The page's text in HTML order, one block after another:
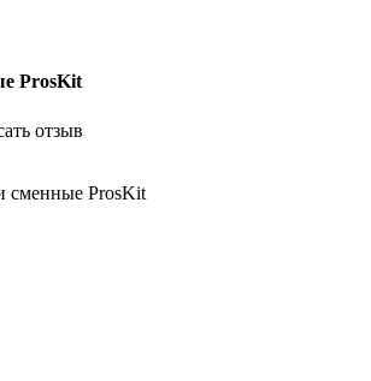
ProsKit
отзыв
сменные ProsKit